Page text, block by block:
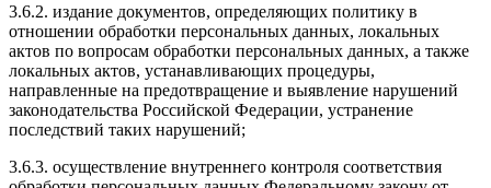
3.6.2. издание документов, определяющих политику в
отношении обработки персональных данных, локальных
актов по вопросам обработки персональных данных, а также
локальных актов, устанавливающих процедуры,
направленные на предотвращение и выявление нарушений
законодательства Российской Федерации, устранение
последствий таких нарушений;
3.6.3. осуществление внутреннего контроля соответствия